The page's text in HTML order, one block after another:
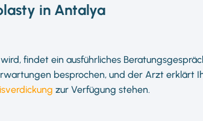
in Antalya
findet ein ausführliches
besprochen, und der Arzt erklärt
zur Verfügung stehen.